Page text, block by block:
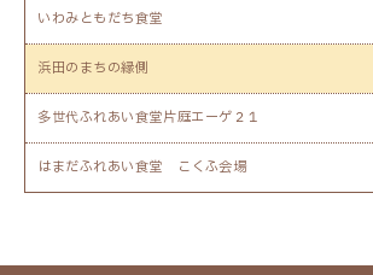
いわみともだち食堂
浜田のまちの縁側
多世代ふれあい食堂片庭エーゲ２１
はまだふれあい食堂 こくふ会場